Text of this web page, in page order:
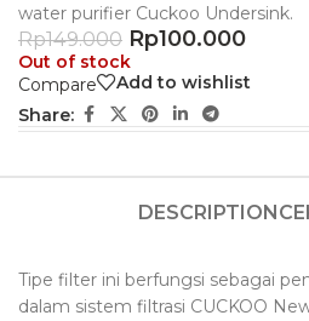
water purifier Cuckoo Undersink.
Rp149.000 Rp100.000
Out of stock
Compare
Add to wishlist
Share:
DESCRIPTION
Tipe filter ini berfungsi sebagai
dalam sistem filtrasi CUCKOO